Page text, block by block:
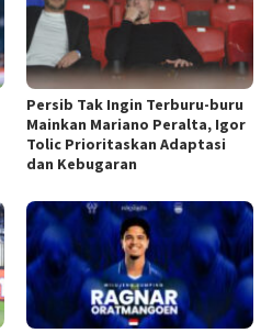
Persib Tak Ingin Terburu-buru
Mainkan Mariano Peralta, Igor
Tolic Prioritaskan Adaptasi
dan Kebugaran